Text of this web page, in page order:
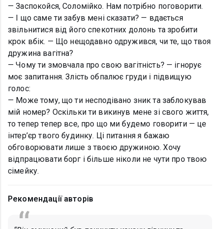
— Заспокойся, Соломійко. Нам потрібно поговорити.
— І що саме ти забув мені сказати? — вдається
звільнитися від його спекотних долонь та зробити
крок вбік. — Що нещодавно одружився, чи те, що твоя
дружина вагітна?
— Чому ти змовчала про свою вагітність? — ігнорує
моє запитання. Злість обпалює груди і підвищую
голос:
— Може тому, що ти несподівано зник та заблокував
мій номер? Оскільки ти викинув мене зі свого життя,
то тепер тепер все, про що ми будемо говорити — це
інтер’єр твого будинку. Ці питання я бажаю
обговорювати лише з твоєю дружиною. Хочу
відпрацювати борг і більше ніколи не чути про твою
сімейку.
Рекомендації авторів